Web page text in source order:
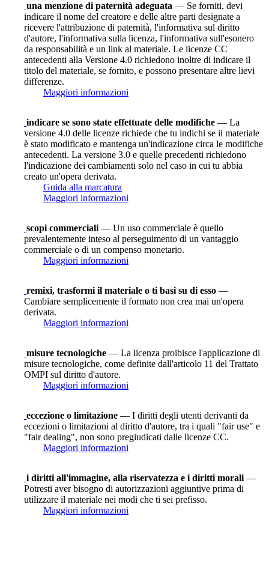
una menzione di paternità adeguata — Se forniti, devi
indicare il nome del creatore e delle altre parti designate a
ricevere l'attribuzione di paternità, l'informativa sul diritto
d'autore, l'informativa sulla licenza, l'informativa sull'esonero
da responsabilità e un link al materiale. Le licenze CC
antecedenti alla Versione 4.0 richiedono inoltre di indicare il
titolo del materiale, se fornito, e possono presentare altre lievi
differenze.
Maggiori informazioni
indicare se sono state effettuate delle modifiche — La
versione 4.0 delle licenze richiede che tu indichi se il materiale
è stato modificato e mantenga un'indicazione circa le modifiche
antecedenti. La versione 3.0 e quelle precedenti richiedono
l'indicazione dei cambiamenti solo nel caso in cui tu abbia
creato un'opera derivata.
Guida alla marcatura
Maggiori informazioni
scopi commerciali — Un uso commerciale è quello
prevalentemente inteso al perseguimento di un vantaggio
commerciale o di un compenso monetario.
Maggiori informazioni
remixi, trasformi il materiale o ti basi su di esso —
Cambiare semplicemente il formato non crea mai un'opera
derivata.
Maggiori informazioni
misure tecnologiche — La licenza proibisce l'applicazione di
misure tecnologiche, come definite dall'articolo 11 del Trattato
OMPI sul diritto d'autore.
Maggiori informazioni
eccezione o limitazione — I diritti degli utenti derivanti da
eccezioni o limitazioni al diritto d'autore, tra i quali "fair use" e
"fair dealing", non sono pregiudicati dalle licenze CC.
Maggiori informazioni
i diritti all'immagine, alla riservatezza e i diritti morali —
Potresti aver bisogno di autorizzazioni aggiuntive prima di
utilizzare il materiale nei modi che ti sei prefisso.
Maggiori informazioni